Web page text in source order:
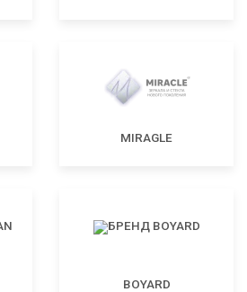
MIRAGLE
BOYARD